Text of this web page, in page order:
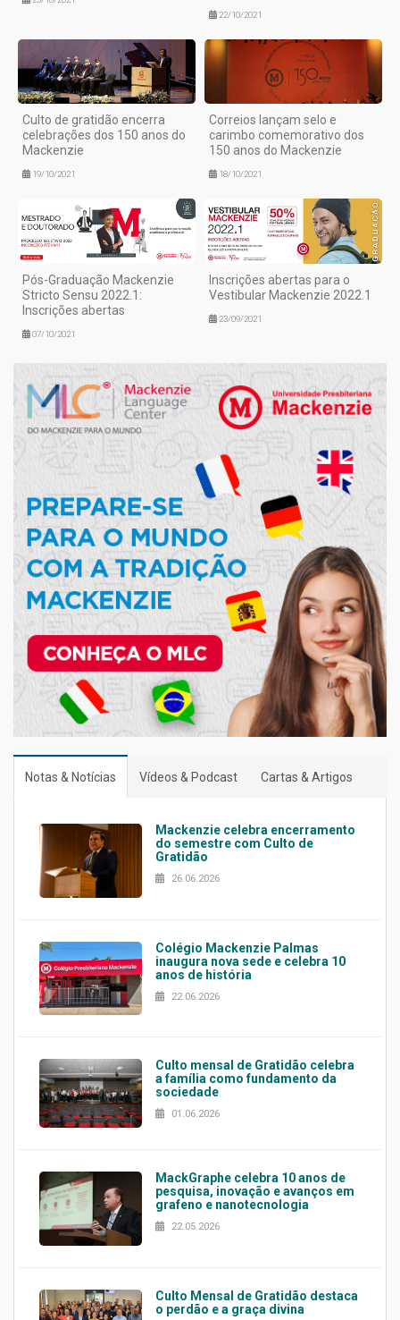
22/10/2021
Culto de gratidão encerra
celebrações dos 150 anos do
Mackenzie
19/10/2021
Correios lançam selo e
carimbo comemorativo dos
150 anos do Mackenzie
18/10/2021
Pós-Graduação Mackenzie
Stricto Sensu 2022.1:
Inscrições abertas
07/10/2021
Inscrições abertas para o
Vestibular Mackenzie 2022.1
23/09/2021
Notas & Notícias Vídeos & Podcast Cartas & Artigos
Mackenzie celebra encerramento
do semestre com Culto de
Gratidão
26.06.2026
Colégio Mackenzie Palmas
inaugura nova sede e celebra 10
anos de história
22.06.2026
Culto mensal de Gratidão celebra
a família como fundamento da
sociedade
01.06.2026
MackGraphe celebra 10 anos de
pesquisa, inovação e avanços em
grafeno e nanotecnologia
22.05.2026
Culto Mensal de Gratidão destaca
o perdão e a graça divina